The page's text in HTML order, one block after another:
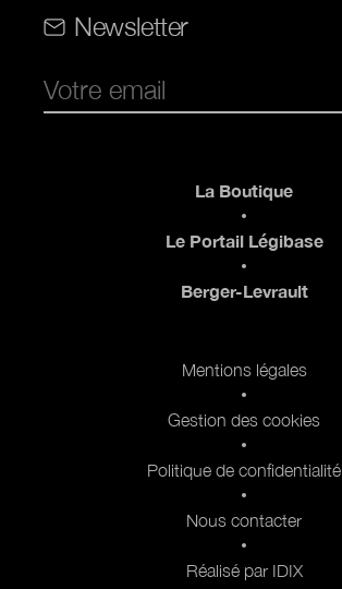
Newsletter
La Boutique
Le Portail Légibase
Berger-Levrault
Mentions légales
Gestion des cookies
Politique de confidentialité
Nous contacter
Réalisé par IDIX